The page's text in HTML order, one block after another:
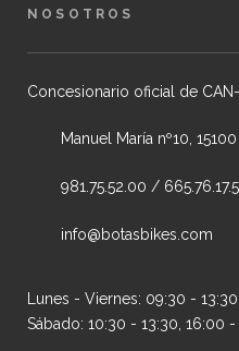
NOSOTROS
Concesionario oficial de CAN-
Manuel María nº10,
981.75.52.00 /
info@botasbikes.com
Lunes - Viernes: 09:30 -
Sábado: 10:30 - 13:30, 16:00